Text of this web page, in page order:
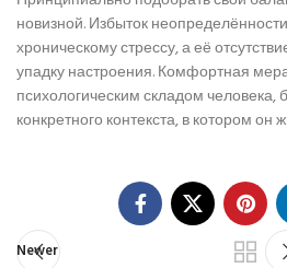
новизной. Избыток
хроническому стрессу, а её
упадку настроения. Комфортная
психологическим складом человека,
конкретного контекста, в котором он
Newer